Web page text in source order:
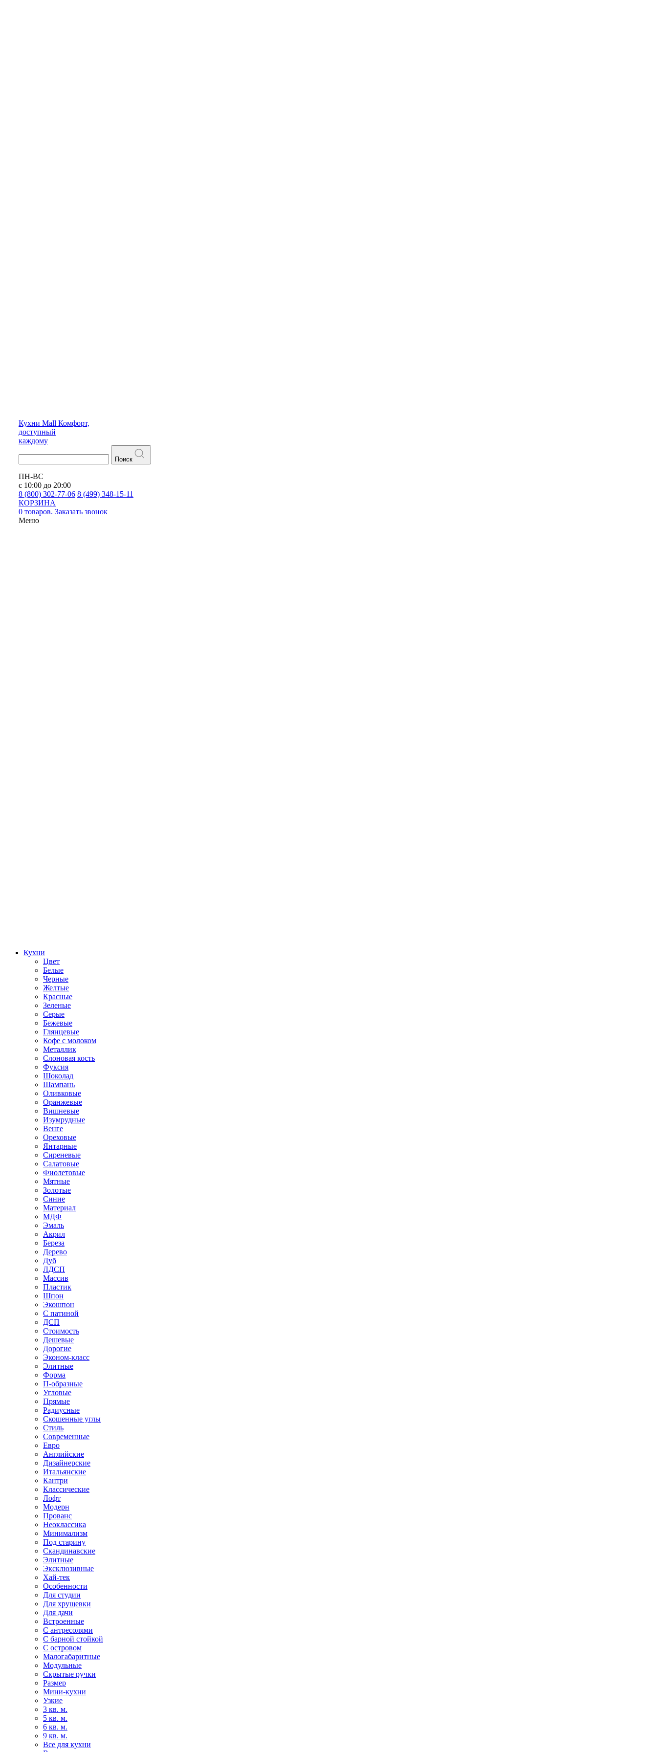
Кухни Mall Комфорт,
доступный
каждому
Поиск
ПН-ВС
с 10:00 до 20:00
8 (800) 302-77-06 8 (499) 348-15-11
КОРЗИНА
0 товаров. Заказать звонок
Меню
Кухни
Цвет
Белые
Черные
Желтые
Красные
Зеленые
Серые
Бежевые
Глянцевые
Кофе с молоком
Металлик
Слоновая кость
Фуксия
Шоколад
Шампань
Оливковые
Оранжевые
Вишневые
Изумрудные
Венге
Ореховые
Янтарные
Сиреневые
Салатовые
Фиолетовые
Мятные
Золотые
Синие
Материал
МДФ
Эмаль
Акрил
Береза
Дерево
Дуб
ЛДСП
Массив
Пластик
Шпон
Экошпон
С патиной
ДСП
Стоимость
Дешевые
Дорогие
Эконом-класс
Элитные
Форма
П-образные
Угловые
Прямые
Радиусные
Скошенные углы
Стиль
Современные
Евро
Английские
Дизайнерские
Итальянские
Кантри
Классические
Лофт
Модерн
Прованс
Неоклассика
Минимализм
Под старину
Скандинавские
Элитные
Эксклюзивные
Хай-тек
Особенности
Для студии
Для хрущевки
Для дачи
Встроенные
С антресолями
С барной стойкой
С островом
Малогабаритные
Модульные
Скрытые ручки
Размер
Мини-кухни
Узкие
3 кв. м.
5 кв. м.
6 кв. м.
9 кв. м.
Все для кухни